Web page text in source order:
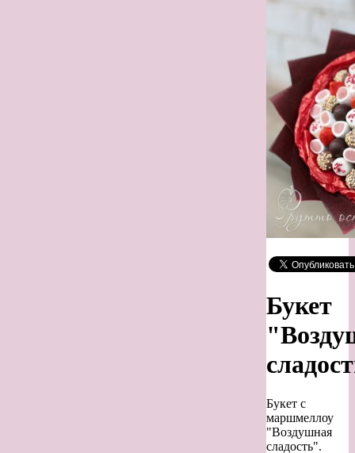
Букет
Букет с
маршмеллоу
"Воздушная
сладость".